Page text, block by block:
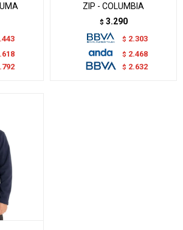
ZIP - COLUMBIA
$ 3.290
$ 2.303
$ 2.468
$ 2.632